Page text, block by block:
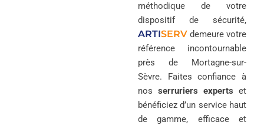
méthodique de votre
dispositif de sécurité,
ARTISERV demeure votre
référence incontournable
près de Mortagne-sur-
Sèvre. Faites confiance à
nos serruriers experts et
bénéficiez d’un service haut
de gamme, efficace et